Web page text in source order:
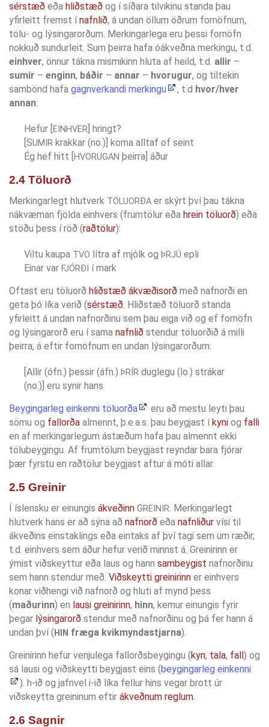
sérstæð eða hliðstæð og í síðara tilvikinu standa þau
yfirleitt fremst ínafnlið, á undan öllum öðrum fornöfnum,
tölu- og lýsingarorðum. Merkingarlega eru þessi fornöfn
nokkuð sundurleit. Sum þeirra hafa óákveðna merkingu, t.d.
einhver, önnur tákna mismikinn hluta af heild, t.d. allir –
sumir – enginn, báðir – annar – hvorugur, og tiltekin
sambönd hafa gagnverkandi merkingu , t.d hvor/hver
annan:
Hefur [EINHVER ] hringt?
[SUMIR krakkar (no.)] koma alltaf of seint
Ég hef hitt [HVORUGAN þeirra] áður
2.4 Töluorð
Merkingarlegt hlutverk TÖLUORÐA er skýrt því þau tákna
nákvæman fjölda einhvers (frumtölur eða hrein töluorð) eða
stöðu þess í röð (raðtölur):
Viltu kaupa TVO lítra af mjólk og ÞRJÚ epli
Einar var FJÓRÐI í mark
Oftast eru töluorð hliðstæð ákvæðisorð með nafnorði en
geta þó líka verið (sérstæð. Hliðstæð töluorð standa
yfirleitt á undan nafnorðinu sem þau eiga við og ef fornöfn
og lýsingarorð eru í sama nafnlið stendur töluorðið á milli
þeirra, á eftir fornöfnum en undan lýsingarorðum:
[Allir (ófn.) þessir (áfn.) ÞRÍR duglegu (lo.) strákar
(no.)] eru synir hans
Beygingarleg einkenni töluorða
eru að mestu leyti þau
sömu og fallorða almennt, þ.e.a.s. þau beygjast íkyni og falli
en af merkingarlegum ástæðum hafa þau almennt ekki
tölubeygingu. Af frumtölum beygjast reyndar bara fjórar
þær fyrstu en raðtölur beygjast aftur á móti allar.
2.5 Greinir
Í íslensku er einungis ákveðinn GREINIR. Merkingarlegt
hlutverk hans er að sýna að nafnorð eða nafnliður vísi til
ákveðins einstaklings eða eintaks af því tagi sem um ræðir,
t.d. einhvers sem áður hefur verið minnst á. Greinirinn er
ýmist viðskeyttur eða laus og hann sambeygist nafnorðinu
sem hann stendur með. Viðskeytti greinirinn er einhvers
konar viðhengi við nafnorð og hluti af mynd þess
(maðurinn) en lausi greinirinn, hinn, kemur einungis fyrir
þegar lýsingarorð stendur með nafnorðinu og þá fer hann á
undan því (HIN fræga kvikmyndastjarna).
Greinirinn hefur venjulega fallorðsbeygingu (kyn, tala, fall) og
sá lausi og viðskeytti beygjast eins (beygingarleg einkenni
). h-ið og jafnvel i-ið líka fellur hins vegar brott úr
viðskeytta greininum eftir ákveðnum reglum.
2.6 Sagnir